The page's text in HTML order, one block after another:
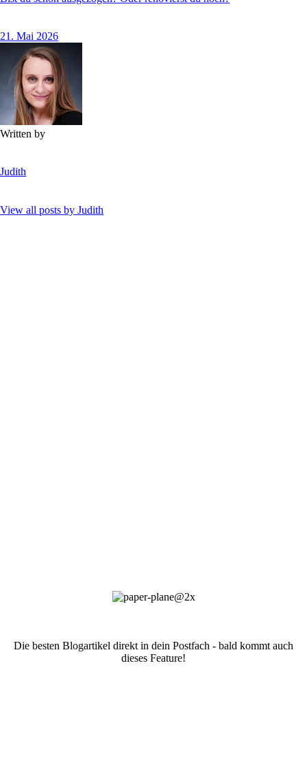
21. Mai 2026
Written by
Judith
View all posts by Judith
Die besten Blogartikel direkt in dein Postfach - bald kommt auch
dieses Feature!